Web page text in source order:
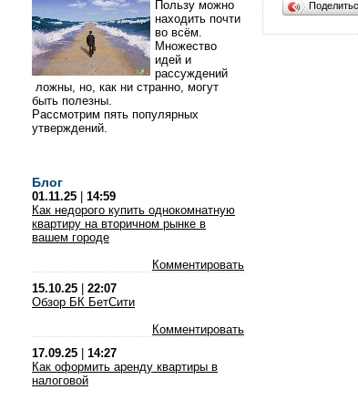
Пользу можно
находить почти
во всём.
Множество
идей и
рассуждений
ложны, но, как ни странно, могут
быть полезны.
Рассмотрим пять популярных
утверждений.
Блог
01.11.25
14:59
Как недорого купить однокомнатную
квартиру на вторичном рынке в
вашем городе
Комментировать
15.10.25
22:07
Обзор БК БетСити
Комментировать
17.09.25
14:27
Как оформить аренду квартиры в
налоговой